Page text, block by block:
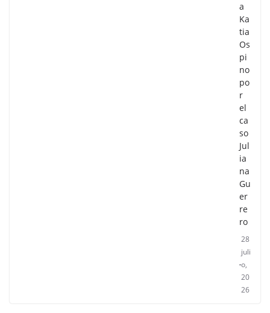
a
Ka
tia
Os
pi
no
po
r
el
ca
so
Jul
ia
na
Gu
er
re
ro
28
juli
o,
20
26